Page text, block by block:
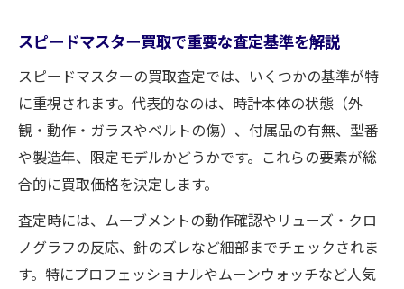
スピードマスター買取で重要な査定基準を解説
スピードマスターの買取査定では、いくつかの基準が特
に重視されます。代表的なのは、時計本体の状態（外
観・動作・ガラスやベルトの傷）、付属品の有無、型番
や製造年、限定モデルかどうかです。これらの要素が総
合的に買取価格を決定します。
査定時には、ムーブメントの動作確認やリューズ・クロ
ノグラフの反応、針のズレなど細部までチェックされま
す。特にプロフェッショナルやムーンウォッチなど人気